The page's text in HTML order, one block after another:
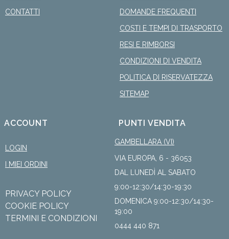
CONTATTI
DOMANDE FREQUENTI
COSTI E TEMPI DI TRASPORTO
RESI E RIMBORSI
CONDIZIONI DI VENDITA
POLITICA DI RISERVATEZZA
SITEMAP
ACCOUNT
LOGIN
I MIEI ORDINI
PRIVACY POLICY
COOKIE POLICY
TERMINI E CONDIZIONI
PUNTI VENDITA
GAMBELLARA (VI)
VIA EUROPA, 6 - 36053
DAL LUNEDÌ AL SABATO
9:00-12:30/14:30-19:30
DOMENICA 9:00-12:30/14:30-
19:00
0444 440 871